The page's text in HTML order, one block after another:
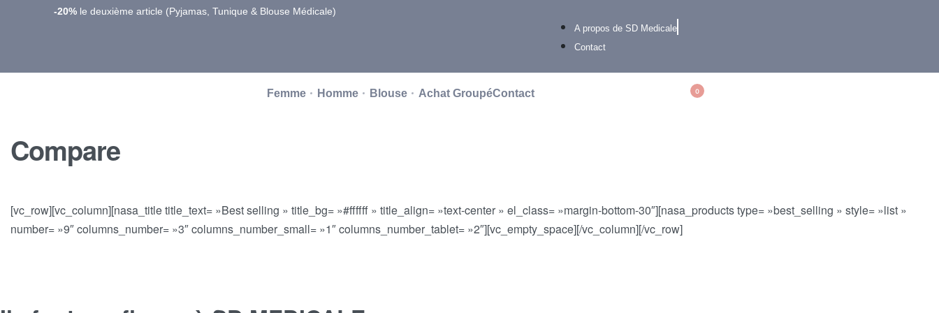
-20% le deuxième article (Pyjamas, Tunique & Blouse Médicale)
A propos de SD Medicale
Contact
Femme Homme Blouse Achat GroupéContact 0
Compare
[vc_row][vc_column][nasa_title title_text= »Best selling » title_bg= »#ffffff » title_align= »text-center » el_class= »margin-bottom-30″][nasa_products type= »best_selling » style= »list »
number= »9″ columns_number= »3″ columns_number_small= »1″ columns_number_tablet= »2″][vc_empty_space][/vc_column][/vc_row]